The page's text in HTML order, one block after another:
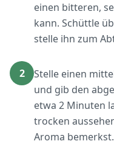
einen bitteren,
kann. Schüttle
stelle ihn zum
2
Stelle einen
und gib den
etwa 2 Minuten
trocken
Aroma